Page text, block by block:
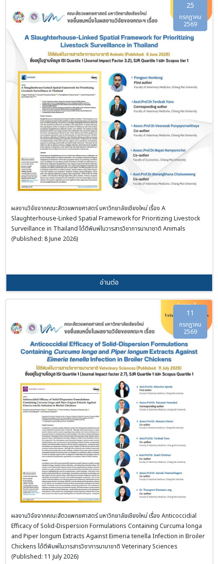
25
กรกฎาคม
2569
ผลงานวิจัยจากคณะสัตวแพทยศาสตร์ มหาวิทยาลัยเชียงใหม่ เรื่อง A
Slaughterhouse-Linked Spatial Framework for Prioritizing Livestock
Surveillance in Thailand ได้ตีพิมพ์ในวารสารวิชาการนานาชาติ Animals
(Published: 8 June 2026)
อ่านต่อ
11
กรกฎาคม
2569
ผลงานวิจัยจากคณะสัตวแพทยศาสตร์ มหาวิทยาลัยเชียงใหม่ เรื่อง Anticoccidial
Efficacy of Solid-Dispersion Formulations Containing Curcuma longa
and Piper longum Extracts Against Eimeria tenella Infection in Broiler
Chickens ได้ตีพิมพ์ในวารสารวิชาการนานาชาติ Veterinary Sciences
(Published: 11 July 2026)